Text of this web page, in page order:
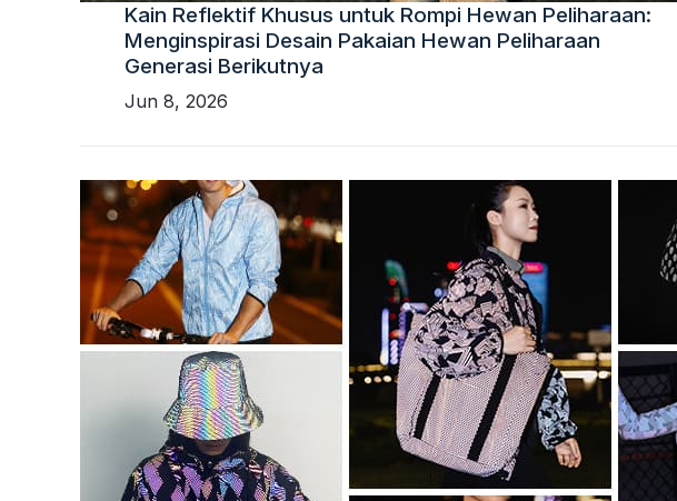
Kain Reflektif Khusus untuk Rompi Hewan Peliharaan:
Menginspirasi Desain Pakaian Hewan Peliharaan
Generasi Berikutnya
Jun 8, 2026